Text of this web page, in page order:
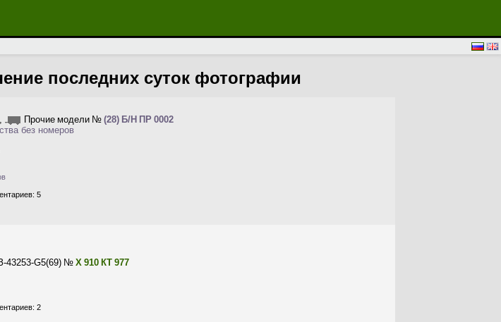
последних суток фотографии
Прочие модели № (28) Б/Н ПР 0002
без номеров
5
43253-G5(69) № Х 910 КТ 977
2